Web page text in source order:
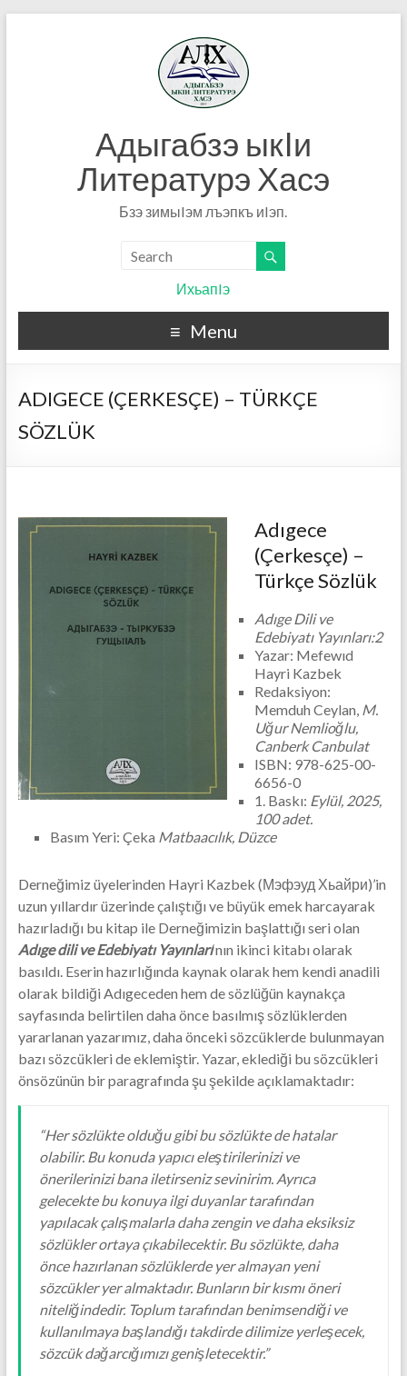
Адыгабзэ ыкIи
Литературэ Хасэ
Бзэ зимыIэм лъэпкъ иIэп.
ИхьапIэ
Menu
ADIGECE (ÇERKESÇE) – TÜRKÇE
SÖZLÜK
Adıgece
(Çerkesçe) –
Türkçe Sözlük
Adıge Dili ve
Edebiyatı Yayınları:2
Yazar: Mefewıd
Hayri Kazbek
Redaksiyon:
Memduh Ceylan, M.
Uğur Nemlioğlu,
Canberk Canbulat
ISBN: 978-625-00-
6656-0
1. Baskı: Eylül, 2025,
100 adet.
Basım Yeri: Çeka Matbaacılık, Düzce
Derneğimiz üyelerinden Hayri Kazbek (Мэфэуд Хьайри)’in
uzun yıllardır üzerinde çalıştığı ve büyük emek harcayarak
hazırladığı bu kitap ile Derneğimizin başlattığı seri olan
Adıge dili ve Edebiyatı Yayınları‘nın ikinci kitabı olarak
basıldı. Eserin hazırlığında kaynak olarak hem kendi anadili
olarak bildiği Adıgeceden hem de sözlüğün kaynakça
sayfasında belirtilen daha önce basılmış sözlüklerden
yararlanan yazarımız, daha önceki sözcüklerde bulunmayan
bazı sözcükleri de eklemiştir. Yazar, eklediği bu sözcükleri
önsözünün bir paragrafında şu şekilde açıklamaktadır:
“Her sözlükte olduğu gibi bu sözlükte de hatalar
olabilir. Bu konuda yapıcı eleştirilerinizi ve
önerilerinizi bana iletirseniz sevinirim. Ayrıca
gelecekte bu konuya ilgi duyanlar tarafından
yapılacak çalışmalarla daha zengin ve daha eksiksiz
sözlükler ortaya çıkabilecektir. Bu sözlükte, daha
önce hazırlanan sözlüklerde yer almayan yeni
sözcükler yer almaktadır. Bunların bir kısmı öneri
niteliğindedir. Toplum tarafından benimsendiği ve
kullanılmaya başlandığı takdirde dilimize yerleşecek,
sözcük dağarcığımızı genişletecektir.”